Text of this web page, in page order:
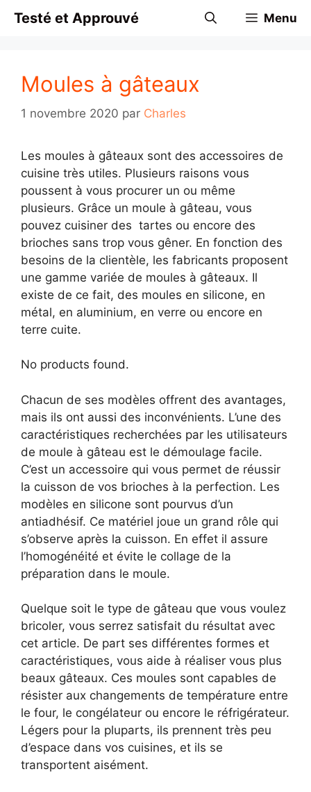
Testé et Approuvé Menu
Moules à gâteaux
1 novembre 2020 par Charles
Les moules à gâteaux sont des accessoires de
cuisine très utiles. Plusieurs raisons vous
poussent à vous procurer un ou même
plusieurs. Grâce un moule à gâteau, vous
pouvez cuisiner des tartes ou encore des
brioches sans trop vous gêner. En fonction des
besoins de la clientèle, les fabricants proposent
une gamme variée de moules à gâteaux. Il
existe de ce fait, des moules en silicone, en
métal, en aluminium, en verre ou encore en
terre cuite.
No products found.
Chacun de ses modèles offrent des avantages,
mais ils ont aussi des inconvénients. L’une des
caractéristiques recherchées par les utilisateurs
de moule à gâteau est le démoulage facile.
C’est un accessoire qui vous permet de réussir
la cuisson de vos brioches à la perfection. Les
modèles en silicone sont pourvus d’un
antiadhésif. Ce matériel joue un grand rôle qui
s’observe après la cuisson. En effet il assure
l’homogénéité et évite le collage de la
préparation dans le moule.
Quelque soit le type de gâteau que vous voulez
bricoler, vous serrez satisfait du résultat avec
cet article. De part ses différentes formes et
caractéristiques, vous aide à réaliser vous plus
beaux gâteaux. Ces moules sont capables de
résister aux changements de température entre
le four, le congélateur ou encore le réfrigérateur.
Légers pour la pluparts, ils prennent très peu
d’espace dans vos cuisines, et ils se
transportent aisément.